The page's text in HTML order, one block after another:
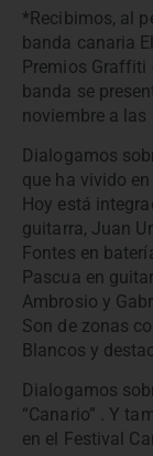
*Recibimos, al
banda canaria
Premios Graffiti
banda se
noviembre a las
Dialogamos
que ha vivido
Hoy está
guitarra, Juan
Fontes en
Pascua en
Ambrosio y
Son de zonas
Blancos y
Dialogamos
“Canario” . Y
en el Festival